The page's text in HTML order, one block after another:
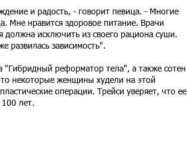
и радость, - говорит певица. - Многие
Мне нравится здоровое питание. Врачи
должна исключить из своего рациона суши.
развилась зависимость".
"Гибридный реформатор тела", а также сотен
некоторые женщины худели на этой
операции. Трейси уверяет, что ее
лет.